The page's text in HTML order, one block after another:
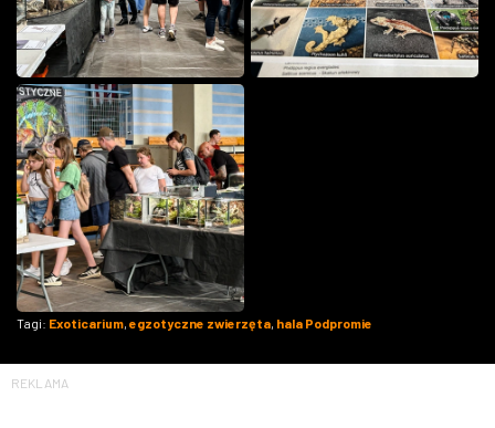
Tagi: Exoticarium, egzotyczne zwierzęta, hala Podpromie
REKLAMA